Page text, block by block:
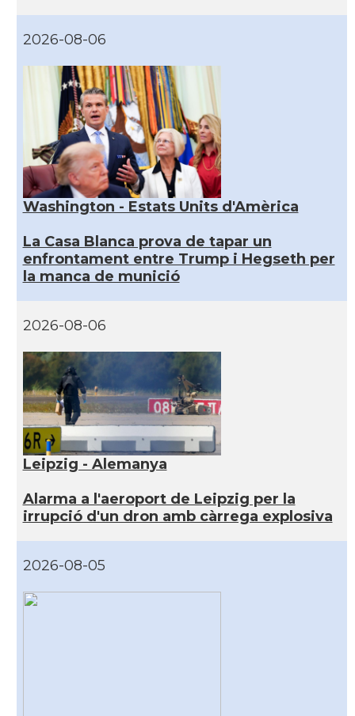
2026-08-06
Washington - Estats Units d'Amèrica
La Casa Blanca prova de tapar un
enfrontament entre Trump i Hegseth per
la manca de munició
2026-08-06
Leipzig - Alemanya
Alarma a l'aeroport de Leipzig per la
irrupció d'un dron amb càrrega explosiva
2026-08-05